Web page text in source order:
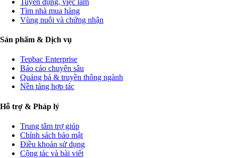
Tìm nhà mua hàng
Vùng nuôi và chứng nhận
Sản phẩm & Dịch vụ
Tepbac Enterprise
Báo cáo chuyên sâu
Quảng bá & truyền thông ngành
Nền tảng hợp tác
Hỗ trợ & Pháp lý
Trung tâm trợ giúp
Chính sách bảo mật
Điều khoản sử dụng
Cộng tác và bài viết